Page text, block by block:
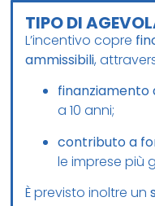
TIPO DI
L’incentivo copre
ammissibili,
finanziamento
a 10 anni;
contributo a
le imprese più
È previsto inoltre un